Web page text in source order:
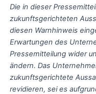
Die in dieser
zukunftsgerichteten
diesen Warnhinweis
Erwartungen des
Pressemitteilung wider
ändern. Das
zukunftsgerichtete
revidieren, sei es